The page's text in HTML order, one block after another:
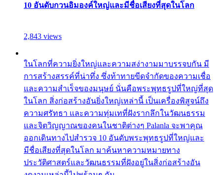
10 อันดับกวนอิมองค์ใหญ่และมีชื่อเสียงที่สุดในโลก
2,843 views
ในโลกที่ความยิ่งใหญ่และความสง่างามมาบรรจบกัน มี
การสร้างสรรค์ที่น่าทึ่ง ซึ่งท้าทายขีดจำกัดของความเชื่อ
และความสำเร็จของมนุษย์ นั่นคือพระพุทธรูปที่ใหญ่ที่สุด
ในโลก สิ่งก่อสร้างอันยิ่งใหญ่เหล่านี้ เป็นเครื่องพิสูจน์ถึง
ความศรัทธา และความทุ่มเทที่ฝังรากลึกในวัฒนธรรม
และจิตวิญญาณของคนในชาติต่างๆ Palanla จะพาคุณ
ออกเดินทางไปสำรวจ 10 อันดับพระพุทธรูปที่ใหญ่และ
มีชื่อเสียงที่สุดในโลก มาค้นหาความหมายทาง
ประวัติศาสตร์และวัฒนธรรมที่ฝังอยู่ในสิ่งก่อสร้างอัน